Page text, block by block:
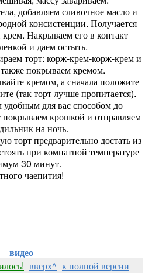
добавляем сливочное масло и
консистенции. Получается
Накрываем его в контакт
и даем остыть.
торт: корж-крем-корж-крем и
покрываем кремом.
кремом, а сначала положите
(так торт лучше пропитается).
удобным для вас способом до
покрываем крошкой и отправляем
на ночь.
торт предварительно достать из
при комнатной температуре
30 минут.
чаепития!
видео
вверх^ к полной версии